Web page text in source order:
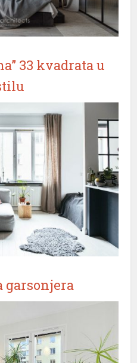
33 kvadrata u
garsonjera